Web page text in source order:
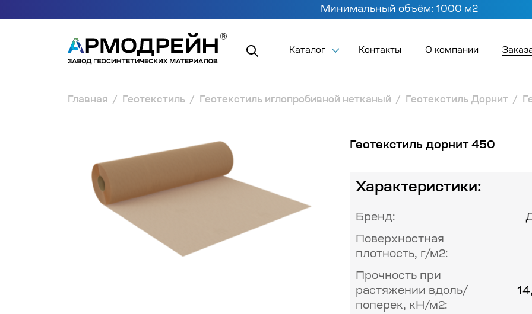
Каталог Контакты О компании
Главная Геотекстиль Геотекстиль иглопробивной нетканый Геотекстиль Дорнит
Геотекстиль дорнит 450
Характеристики:
Бренд:
Поверхностная
плотность, г/м2:
Прочность при
растяжении вдоль/
поперек, кН/м2:
Минимальный объём: 1000 м2